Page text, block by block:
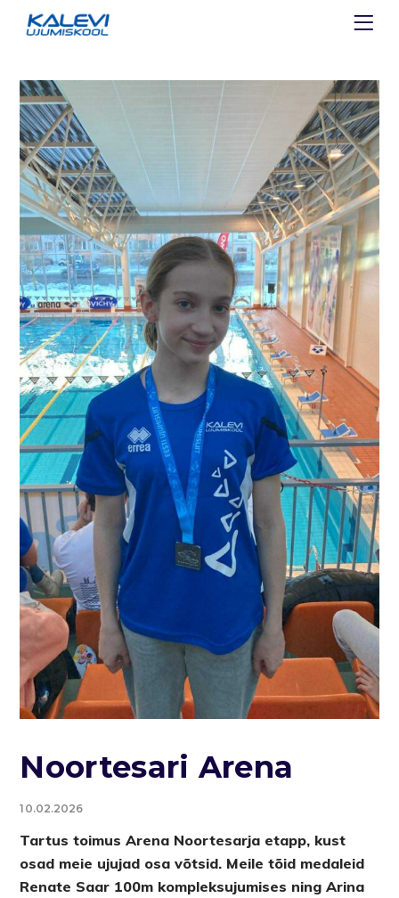
Noortesari Arena
10.02.2026
Tartus toimus Arena Noortesarja etapp, kust
osad meie ujujad osa võtsid. Meile tõid medaleid
Renate Saar 100m kompleksujumises ning Arina